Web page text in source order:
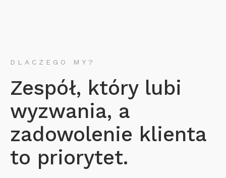
DLACZEGO MY?
Zespół, który lubi
wyzwania, a
zadowolenie klienta
to priorytet.